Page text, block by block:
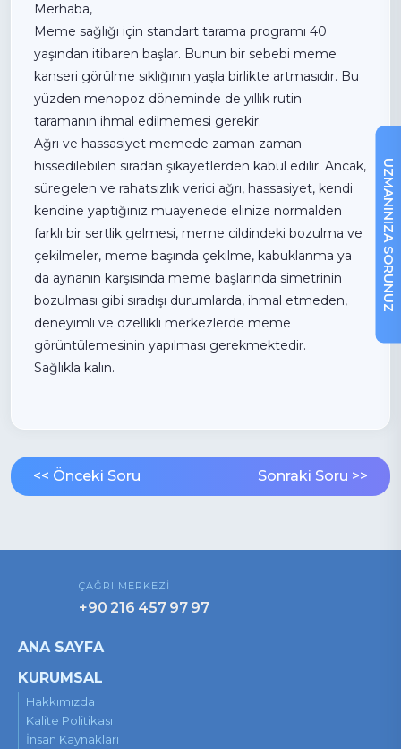
UZMANINIZA SORUNUZ
Merhaba,
Meme sağlığı için standart tarama programı 40
yaşından itibaren başlar. Bunun bir sebebi meme
kanseri görülme sıklığının yaşla birlikte artmasıdır. Bu
yüzden menopoz döneminde de yıllık rutin
taramanın ihmal edilmemesi gerekir.
Ağrı ve hassasiyet memede zaman zaman
hissedilebilen sıradan şikayetlerden kabul edilir. Ancak,
süregelen ve rahatsızlık verici ağrı, hassasiyet, kendi
kendine yaptığınız muayenede elinize normalden
farklı bir sertlik gelmesi, meme cildindeki bozulma ve
çekilmeler, meme başında çekilme, kabuklanma ya
da aynanın karşısında meme başlarında simetrinin
bozulması gibi sıradışı durumlarda, ihmal etmeden,
deneyimli ve özellikli merkezlerde meme
görüntülemesinin yapılması gerekmektedir.
Sağlıkla kalın.
<< Önceki Soru Sonraki Soru >>
ÇAĞRI MERKEZİ
+90 216 457 97 97
ANA SAYFA
KURUMSAL
Hakkımızda
Kalite Politikası
İnsan Kaynakları